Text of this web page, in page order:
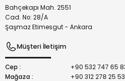
Bahçekapı Mah. 2551
Cad. No: 28/A
Şaşmaz Etimesgut - Ankara
Müşteri İletişim
Cep :
+90 532 747 65
Mağaza :
+90 312 278 25 53